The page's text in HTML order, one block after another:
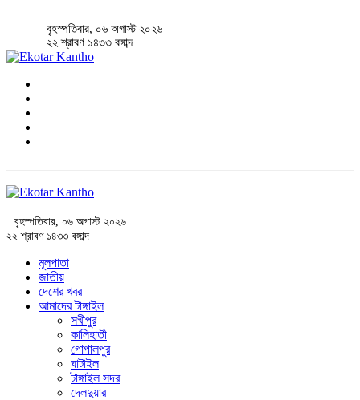
বৃহস্পতিবার, ০৬ অগাস্ট ২০২৬
২২ শ্রাবণ ১৪৩৩ বঙ্গাব্দ
বৃহস্পতিবার, ০৬ অগাস্ট ২০২৬
২২ শ্রাবণ ১৪৩৩ বঙ্গাব্দ
মূলপাতা
জাতীয়
দেশের খবর
আমাদের টাঙ্গাইল
সখীপুর
কালিহাতী
গোপালপুর
ঘাটাইল
টাঙ্গাইল সদর
দেলদুয়ার